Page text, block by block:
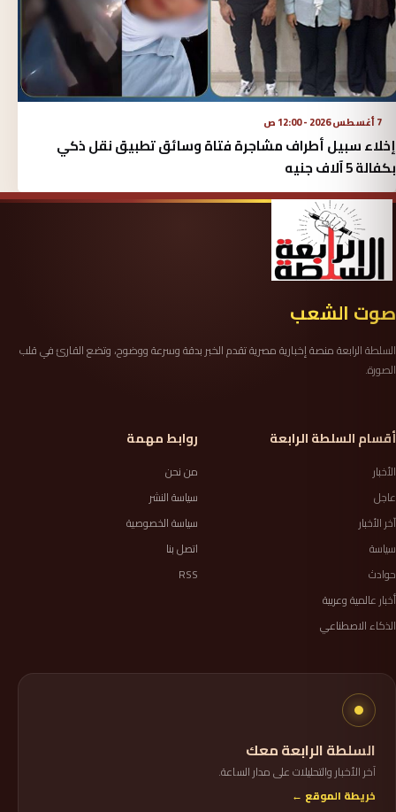
7 أغسطس 2026 - 12:00 ص
إخلاء سبيل أطراف مشاجرة فتاة وسائق تطبيق نقل ذكي
بكفالة 5 آلاف جنيه
صوت الشعب
السلطة الرابعة منصة إخبارية مصرية تقدم الخبر بدقة وسرعة ووضوح، وتضع القارئ في قلب
الصورة.
أقسام السلطة الرابعة
الأخبار
عاجل
آخر الأخبار
سياسة
حوادث
أخبار عالمية وعربية
الذكاء الاصطناعي
روابط مهمة
من نحن
سياسة النشر
سياسة الخصوصية
اتصل بنا
RSS
السلطة الرابعة معك
آخر الأخبار والتحليلات على مدار الساعة.
خريطة الموقع ←